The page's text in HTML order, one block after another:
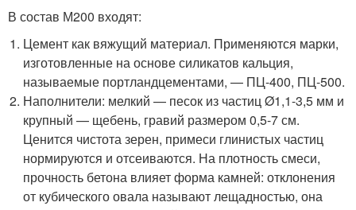
В состав М200 входят:
Цемент как вяжущий материал. Применяются марки,
изготовленные на основе силикатов кальция,
называемые портландцементами, — ПЦ-400, ПЦ-500.
Наполнители: мелкий — песок из частиц Ø1,1-3,5 мм и
крупный — щебень, гравий размером 0,5-7 см.
Ценится чистота зерен, примеси глинистых частиц
нормируются и отсеиваются. На плотность смеси,
прочность бетона влияет форма камней: отклонения
от кубического овала называют лещадностью, она